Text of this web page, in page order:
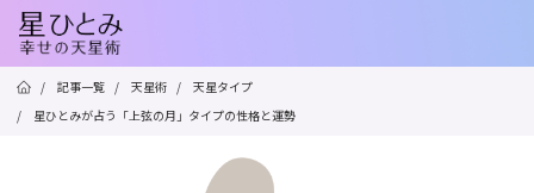
/ 記事一覧 / 天星術 /
天星タイプ
/
星ひとみが占う「上弦の月」タイプの性格と運勢